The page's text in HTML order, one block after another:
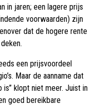
in jaren; een lagere prijs
voorwaarden) zijn
dat de hogere rente
een prijsvoordeel
Maar de aanname dat
is” klopt niet meer. Juist in
goed bereikbare